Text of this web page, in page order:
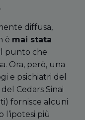
diffusa,
è mai stata
punto che
Ora, però, una
e psichiatri del
Cedars Sinai
fornisce alcuni
l’ipotesi più